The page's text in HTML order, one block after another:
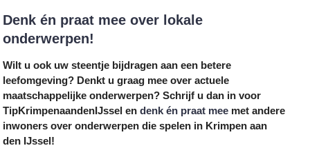
Denk én praat mee over lokale
onderwerpen!
Wilt u ook uw steentje bijdragen aan een betere
leefomgeving? Denkt u graag mee over actuele
maatschappelijke onderwerpen? Schrijf u dan in voor
TipKrimpenaandenIJssel endenk én praat mee met andere
inwoners over onderwerpen die spelen in Krimpen aan
den IJssel!